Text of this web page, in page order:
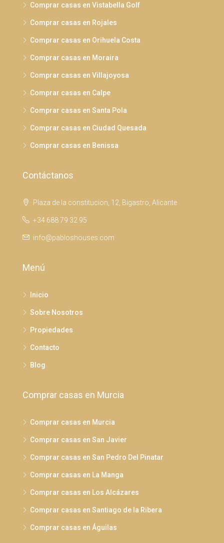
Comprar casas en Vistabella Golf
Comprar casas en Rojales
Comprar casas en Orihuela Costa
Comprar casas en Moraira
Comprar casas en Villajoyosa
Comprar casas en Calpe
Comprar casas en Santa Pola
Comprar casas en Ciudad Quesada
Comprar casas en Benissa
Contáctanos
Plaza de la constitucion, 12, Bigastro, Alicante
+34 688 79 32 95
info@pabloshouses.com
Menú
Inicio
Sobre Nosotros
Propiedades
Contacto
Blog
Comprar casas en Murcia
Comprar casas en Murcia
Comprar casas en San Javier
Comprar casas en San Pedro Del Pinatar
Comprar casas en La Manga
Comprar casas en Los Alcázares
Comprar casas en Santiago de la Ribera
Comprar casas en Águilas